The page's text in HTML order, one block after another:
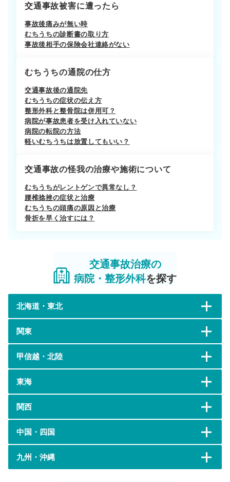
交通事故被害に遭ったら
事故後痛みが無い時
むちうちの診断書の取り方
事故後相手の保険会社連絡がない
むちうちの通院の仕方
交通事故後の通院先
むちうちの症状の伝え方
整形外科と整骨院は併用可？
病院が事故患者を受け入れていない
病院の転院の方法
軽いむちうちは放置してもいい？
交通事故の怪我の治療や施術について
むちうちがレントゲンで異常なし？
腰椎捻挫の症状と治療
むちうちの頭痛の原因と治療
骨折を早く治すには？
交通事故治療の
病院・整形外科を探す
北海道・東北
関東
甲信越・北陸
東海
関西
中国・四国
九州・沖縄